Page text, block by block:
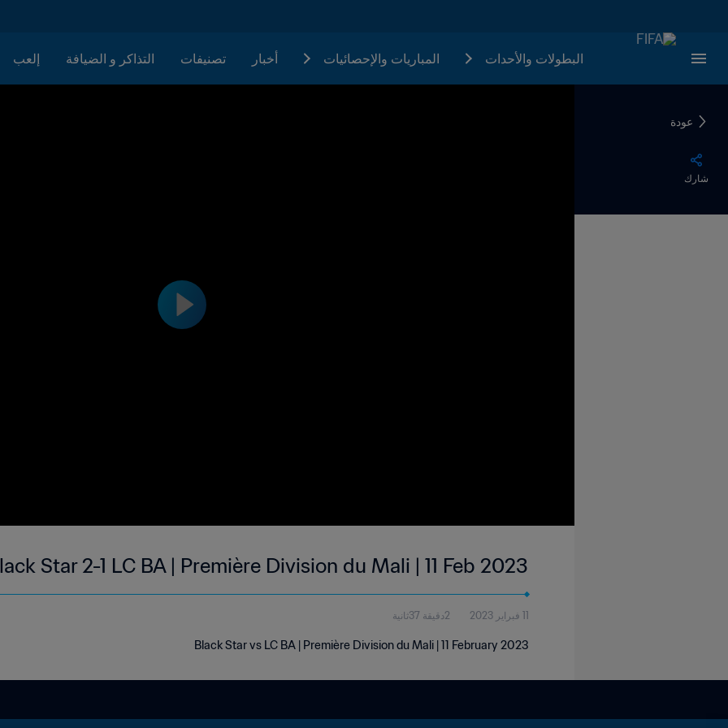
البطولات والأحدات المباريات والإحصائيات أخبار تصنيفات التذاكر و الضيافة إلعب
عودة
شارك
Star 2-1 LC BA | Première Division du Mali | 11 Feb 2023
11 فبراير 2023 2دقيقة 37ثانية
Black Star vs LC BA | Première Division du Mali | 11 February 2023